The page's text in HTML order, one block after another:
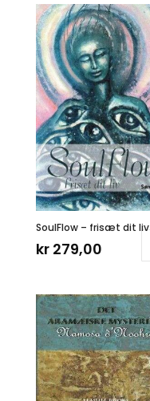
SoulFlow – frisæt dit liv
kr279,00